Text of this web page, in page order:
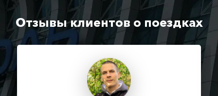
Отзывы клиентов о поездках